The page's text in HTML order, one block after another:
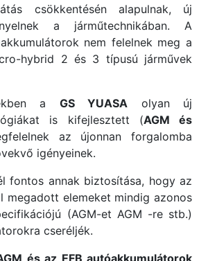
csökkentésén alapulnak, új
a járműtechnikában. A
nem felelnek meg a
hybrid 2 és 3 típusú járművek
a GS YUASA olyan új
is kifejlesztett (AGM és
az újonnan forgalomba
igényeinek.
fontos annak biztosítása, hogy az
megadott elemeket mindig azonos
(AGM-et AGM -re stb.)
cseréljék.
és az EFB autóakkumulátorok